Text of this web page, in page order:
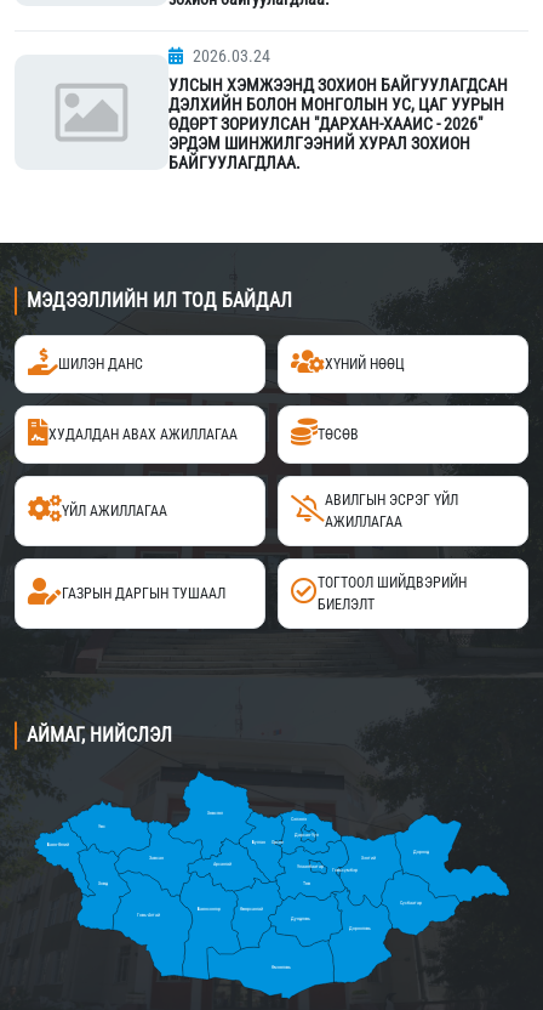
2026.03.24
УЛСЫН ХЭМЖЭЭНД ЗОХИОН БАЙГУУЛАГДСАН
ДЭЛХИЙН БОЛОН МОНГОЛЫН УС, ЦАГ УУРЫН
ӨДӨРТ ЗОРИУЛСАН "ДАРХАН-ХААИС - 2026"
ЭРДЭМ ШИНЖИЛГЭЭНИЙ ХУРАЛ ЗОХИОН
БАЙГУУЛАГДЛАА.
МЭДЭЭЛЛИЙН ИЛ ТОД БАЙДАЛ
ШИЛЭН ДАНС ХҮНИЙ НӨӨЦ
ХУДАЛДАН АВАХ АЖИЛЛАГАА ТӨСӨВ
ҮЙЛ АЖИЛЛАГАА
АВИЛГЫН ЭСРЭГ ҮЙЛ
АЖИЛЛАГАА
ГАЗРЫН ДАРГЫН ТУШААЛ
ТОГТООЛ ШИЙДВЭРИЙН
БИЕЛЭЛТ
АЙМАГ, НИЙСЛЭЛ
Дорнод
Баян-Өлгий
Ховд
Сүхбаатар
Дорноговь
Говь-Алтай
Баянхонгор
Өмнөговь
Хөвсгөл
Булган
Увс
Сэлэнгэ
Завхан Хэнтий
Дархан-Уул
Төв
Архангай
Орхон
Дундговь
Өвөрхангай
Говьсүмбэр
Улаанбаатар